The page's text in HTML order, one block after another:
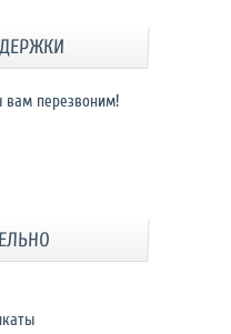
вам перезвоним!